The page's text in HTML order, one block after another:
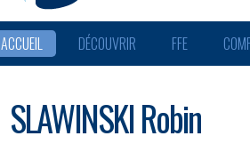
ACCUEIL DÉCOUVRIR FFE
SLAWINSKI Robin